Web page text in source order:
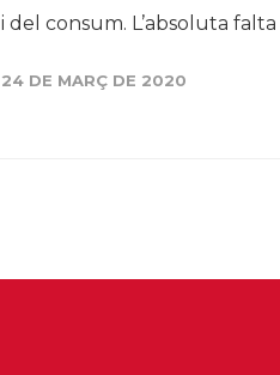
i del consum. L’absoluta falta
24 DE MARÇ DE 2020